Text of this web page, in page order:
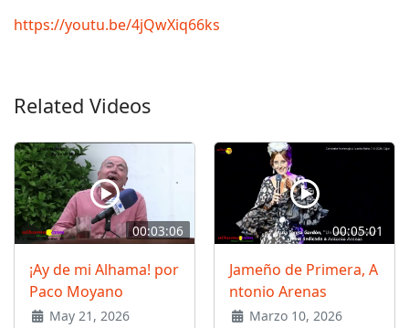
https://youtu.be/4jQwXiq66ks
Related Videos
00:03:06
¡Ay de mi Alhama! por
Paco Moyano
May 21, 2026
00:05:01
Jameño de Primera, A
ntonio Arenas
Marzo 10, 2026